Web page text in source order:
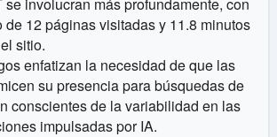
de 12 páginas visitadas y 11.8 minutos
sitio.
enfatizan la necesidad de que las
su presencia para búsquedas de
conscientes de la variabilidad en las
impulsadas por IA.